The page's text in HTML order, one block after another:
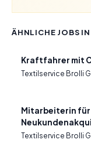
ÄHNLICHE JOBS
Kraftfahrer mit C
Textilservice Brolli
Mitarbeiterin für
Textilservice Brolli